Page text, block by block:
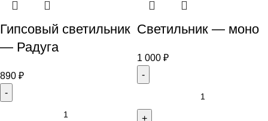
Гипсовый светильник
— Радуга
890 ₽
Светильник — моно
1 000 ₽